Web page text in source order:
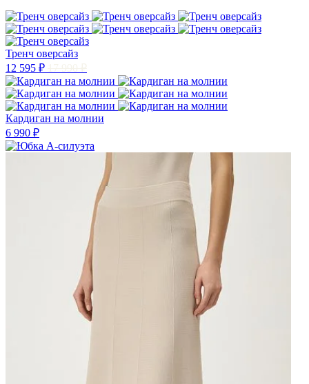
Тренч оверсайз
12 595 ₽
Кардиган на молнии
6 990 ₽